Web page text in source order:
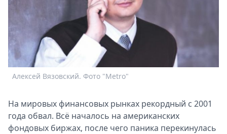
Metro
Стримы
Спецпроекты
Звезды
Выборы
Скачай
Metro
Алексей Вязовский. Фото "Metro"
На мировых финансовых рынках рекордный с 2001
года обвал. Всё началось на американских
фондовых биржах, после чего паника перекинулась